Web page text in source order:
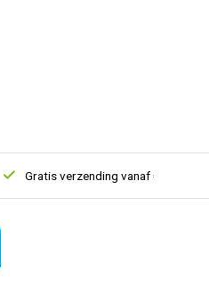
Gratis verzending vanaf € 150